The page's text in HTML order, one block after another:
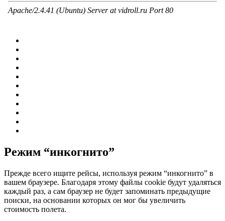
Режим “инкогнито”
Прежде всего ищите рейсы, используя режим “инкогнито” в
вашем браузере. Благодаря этому файлы cookie будут удаляться
каждый раз, а сам браузер не будет запоминать предыдущие
поиски, на основании которых он мог бы увеличить
стоимость полета.